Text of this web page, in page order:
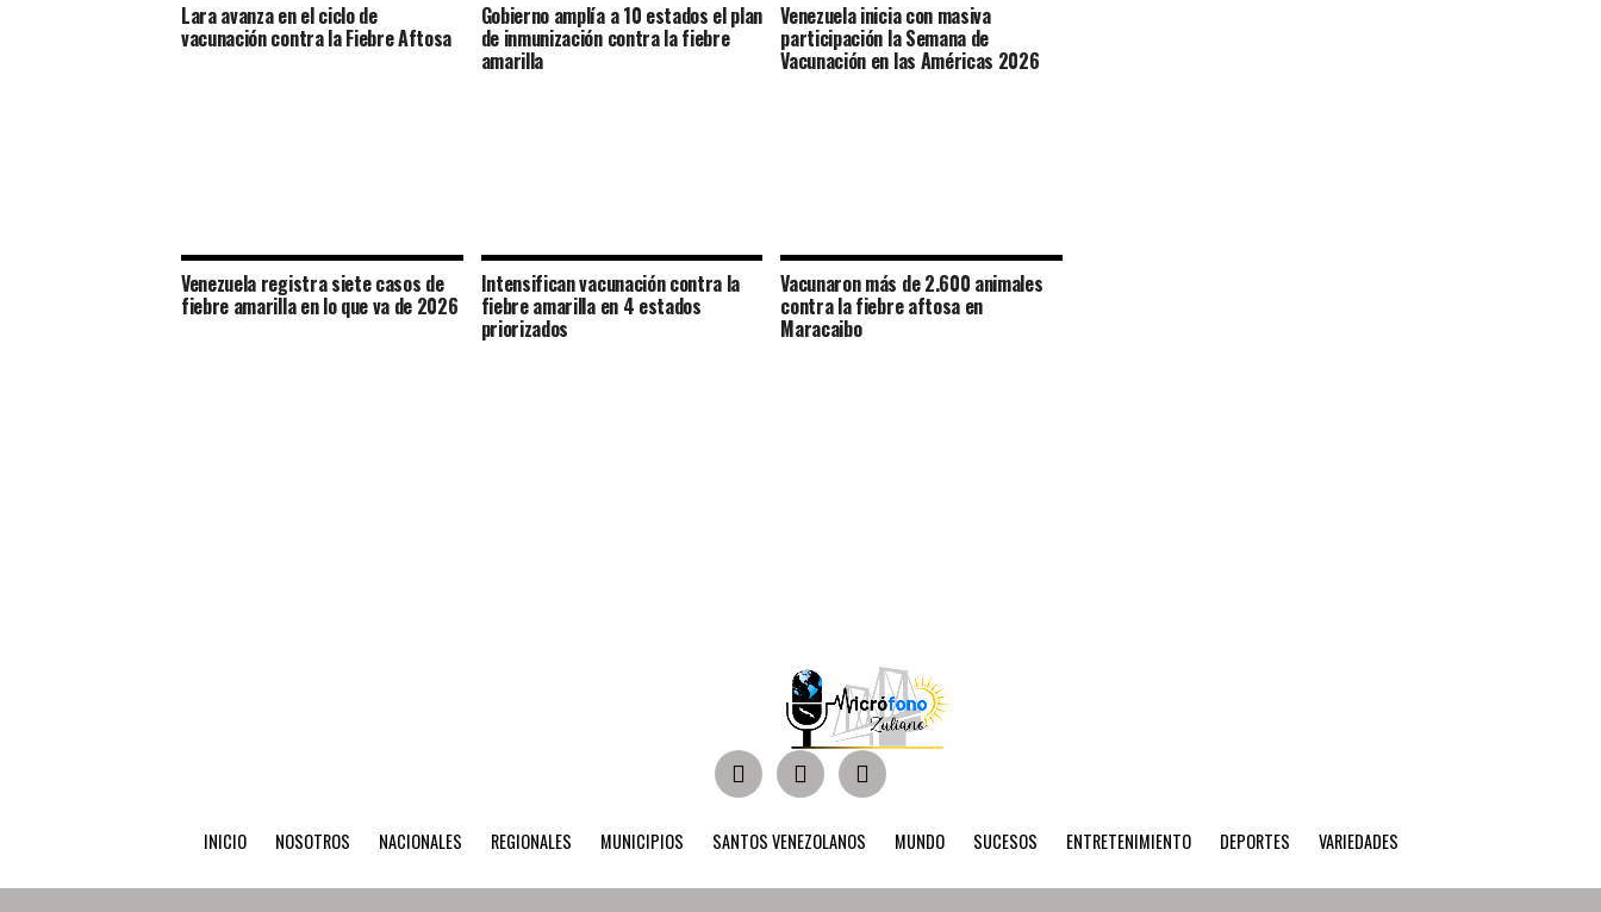
Lara avanza en el ciclo de
vacunación contra la Fiebre Aftosa
Gobierno amplía a 10 estados el plan
de inmunización contra la fiebre
amarilla
Venezuela inicia con masiva
participación la Semana de
Vacunación en las Américas 2026
Venezuela registra siete casos de
fiebre amarilla en lo que va de 2026
Intensifican vacunación contra la
fiebre amarilla en 4 estados
priorizados
Vacunaron más de 2.600 animales
contra la fiebre aftosa en
Maracaibo
INICIO NOSOTROS NACIONALES REGIONALES MUNICIPIOS SANTOS VENEZOLANOS MUNDO SUCESOS ENTRETENIMIENTO DEPORTES VARIEDADES